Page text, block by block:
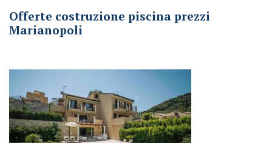
Offerte costruzione piscina prezzi
Marianopoli